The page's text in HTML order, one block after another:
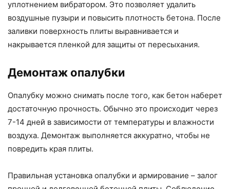
уплотнением вибратором. Это позволяет удалить
воздушные пузыри и повысить плотность бетона. После
заливки поверхность плиты выравнивается и
накрывается пленкой для защиты от пересыхания.
Демонтаж опалубки
Опалубку можно снимать после того, как бетон наберет
достаточную прочность. Обычно это происходит через
7-14 дней в зависимости от температуры и влажности
воздуха. Демонтаж выполняется аккуратно, чтобы не
повредить края плиты.
Правильная установка опалубки и армирование – залог